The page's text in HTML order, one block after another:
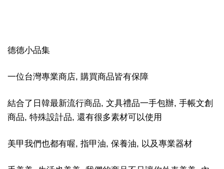
德德小品集
一位台灣專業商店, 購買商品皆有保障
結合了日韓最新流行商品, 文具禮品一手包辦, 手帳文創
商品, 特殊設計品, 還有很多素材可以使用
美甲我們也都有喔, 指甲油, 保養油, 以及專業器材